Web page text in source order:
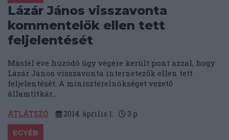
Lázár János visszavonta
kommentelők ellen tett
feljelentését
Másfél éve húzódó ügy végére került pont azzal, hogy
Lázár János visszavonta internetezők ellen tett
feljelentését. A miniszterelnökséget vezető
államtitkár...
ÁTLÁTSZÓ 2014. április 1. 3 p
EGYÉB